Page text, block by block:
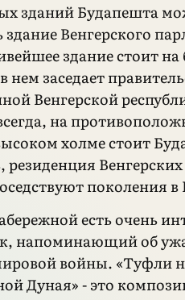
зданий Будапешта
здание Венгерского
здание стоит на
нем заседает
Венгерской
на
холме стоит
резиденция
поколения
есть очень
напоминающий об
войны. «Туфли
Дуная» - это